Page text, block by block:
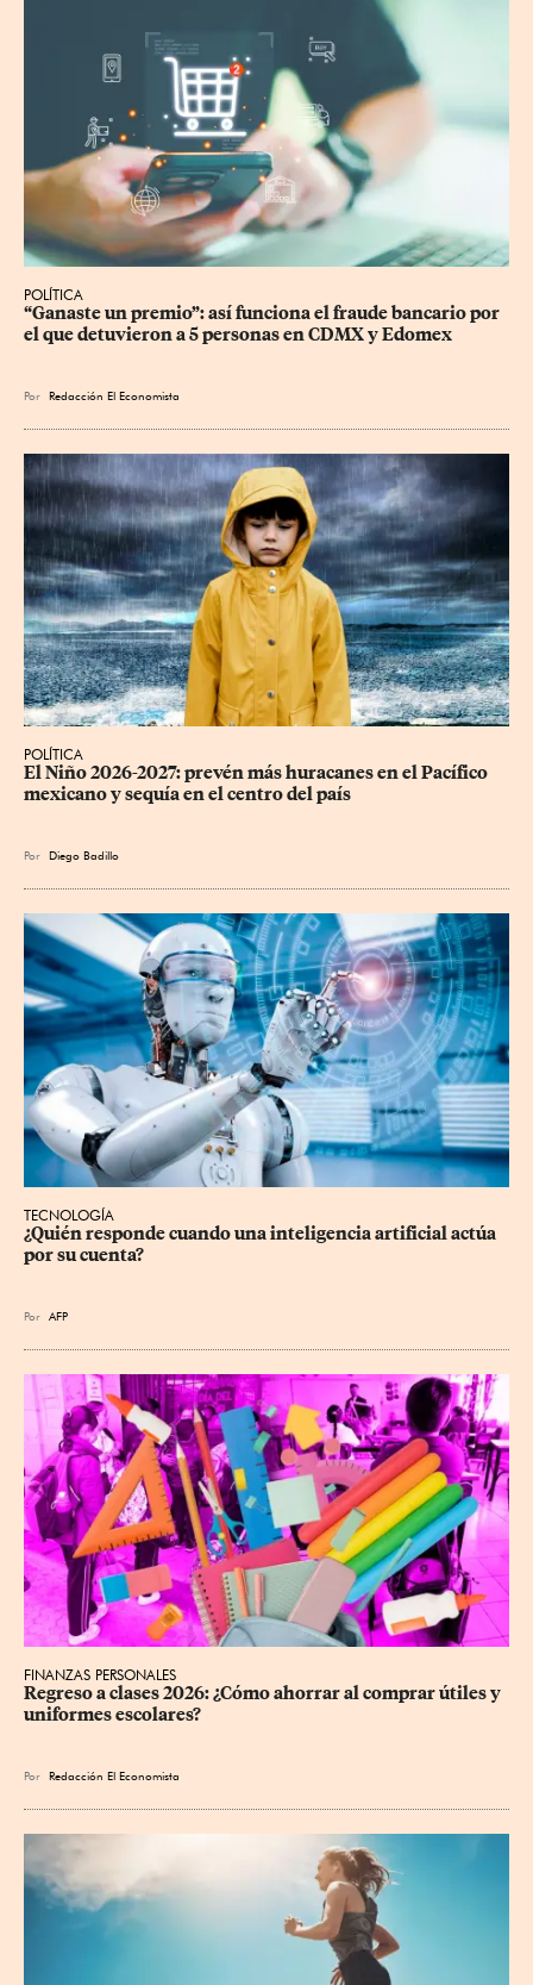
POLÍTICA
“Ganaste un premio”: así funciona el fraude bancario por
el que detuvieron a 5 personas en CDMX y Edomex
Por Redacción El Economista
POLÍTICA
El Niño 2026-2027: prevén más huracanes en el Pacífico
mexicano y sequía en el centro del país
Por Diego Badillo
TECNOLOGÍA
¿Quién responde cuando una inteligencia artificial actúa
por su cuenta?
Por AFP
FINANZAS PERSONALES
Regreso a clases 2026: ¿Cómo ahorrar al comprar útiles y
uniformes escolares?
Por Redacción El Economista